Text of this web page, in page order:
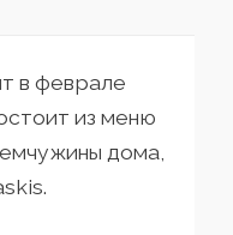
в феврале
из меню
дома,